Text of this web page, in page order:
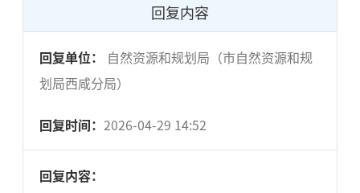
回复内容
回复单位：
自然资源和规划局（市自然资源和规
划局西咸分局）
回复时间： 2026-04-29 14:52
回复内容：